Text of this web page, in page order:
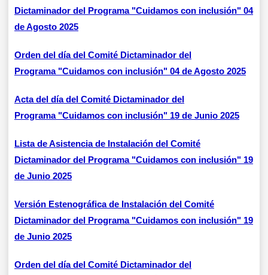
Dictaminador del Programa "Cuidamos con inclusión" 04
de Agosto 2025
Orden del día del Comité Dictaminador del
Programa "Cuidamos con inclusión" 04 de Agosto 2025
Acta del día del Comité Dictaminador del
Programa "Cuidamos con inclusión" 19 de Junio 2025
Lista de Asistencia de Instalación del Comité
Dictaminador del Programa "Cuidamos con inclusión" 19
de Junio 2025
Versión Estenográfica de Instalación del Comité
Dictaminador del Programa "Cuidamos con inclusión" 19
de Junio 2025
Orden del día del Comité Dictaminador del